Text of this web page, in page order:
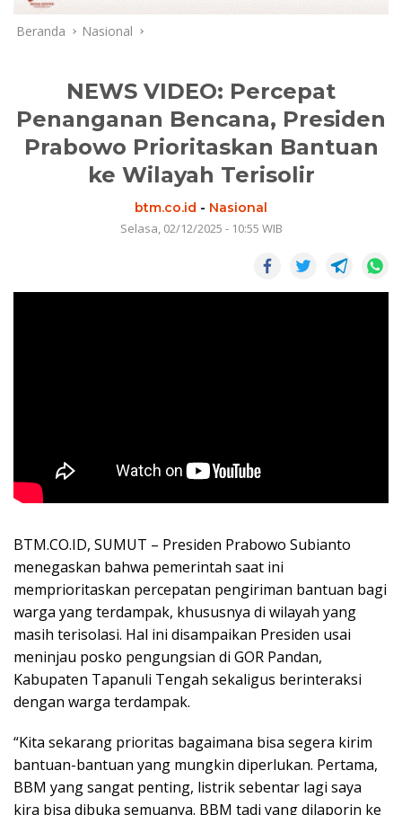
Beranda Nasional
NEWS VIDEO: Percepat
Penanganan Bencana, Presiden
Prabowo Prioritaskan Bantuan
ke Wilayah Terisolir
btm.co.id - Nasional
Selasa, 02/12/2025 - 10:55 WIB
BTM.CO.ID, SUMUT – Presiden Prabowo Subianto
menegaskan bahwa pemerintah saat ini
memprioritaskan percepatan pengiriman bantuan bagi
warga yang terdampak, khususnya di wilayah yang
masih terisolasi. Hal ini disampaikan Presiden usai
meninjau posko pengungsian di GOR Pandan,
Kabupaten Tapanuli Tengah sekaligus berinteraksi
dengan warga terdampak.
“Kita sekarang prioritas bagaimana bisa segera kirim
bantuan-bantuan yang mungkin diperlukan. Pertama,
BBM yang sangat penting, listrik sebentar lagi saya
kira bisa dibuka semuanya. BBM tadi yang dilaporin ke